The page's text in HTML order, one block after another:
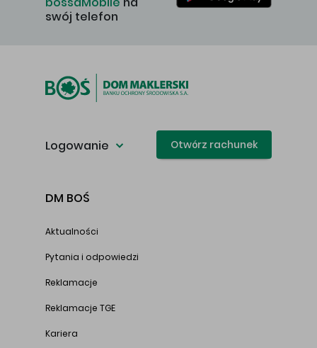
swój telefon
Logowanie Otwórz rachunek
DM BOŚ
Aktualności
Pytania i odpowiedzi
Reklamacje
Reklamacje TGE
Kariera